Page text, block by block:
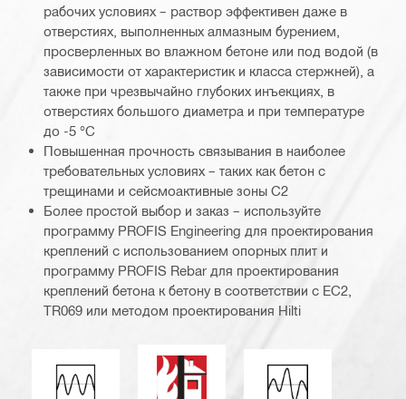
рабочих условиях – раствор эффективен даже в
отверстиях, выполненных алмазным бурением,
просверленных во влажном бетоне или под водой (в
зависимости от характеристик и класса стержней), а
также при чрезвычайно глубоких инъекциях, в
отверстиях большого диаметра и при температуре
до -5 °C
Повышенная прочность связывания в наиболее
требовательных условиях – таких как бетон с
трещинами и сейсмоактивные зоны C2
Более простой выбор и заказ – используйте
программу PROFIS Engineering для проектирования
креплений с использованием опорных плит и
программу PROFIS Rebar для проектирования
креплений бетона к бетону в соответствии с EC2,
TR069 или методом проектирования Hilti
Усталостная нагрузкаОгнестойкость Сейсмическая